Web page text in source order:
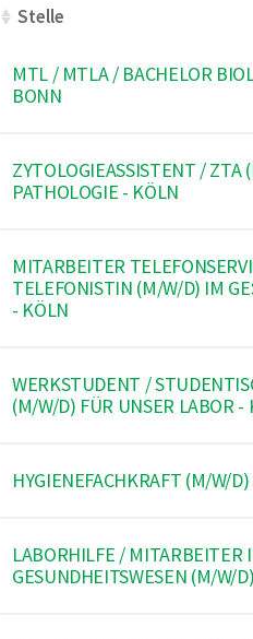
Stelle
Stelle
MTL / MTLA / BACHELOR
BONN
ZYTOLOGIEASSISTENT / ZTA
PATHOLOGIE - KÖLN
MITARBEITER
TELEFONISTIN (M/W/D) IM
- KÖLN
WERKSTUDENT /
(M/W/D) FÜR UNSER LABOR -
HYGIENEFACHKRAFT (M/W/
LABORHILFE / MITARBEITER
GESUNDHEITSWESEN (M/W/